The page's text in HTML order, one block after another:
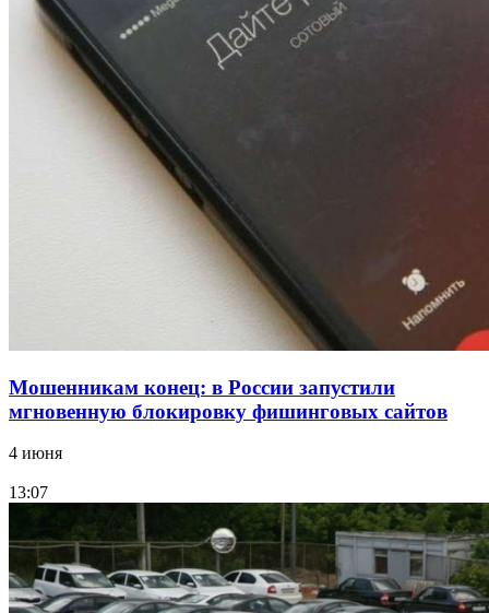
12:39
Сладкий праздник в Волгограде: в Центральном
парке прошёл фестиваль „Арбузный переполох“
Волгоградские компании нарастили экспорт:
заключены контракты на 3,6 млн долларов
Мошенникам конец: в России запустили
мгновенную блокировку фишинговых сайтов
4 июня
13:07